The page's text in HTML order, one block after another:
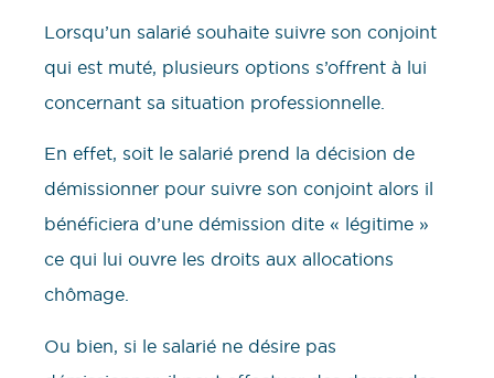
Lorsqu’un salarié souhaite suivre son conjoint
qui est muté, plusieurs options s’offrent à lui
concernant sa situation professionnelle.
En effet, soit le salarié prend la décision de
démissionner pour suivre son conjoint alors il
bénéficiera d’une démission dite « légitime »
ce qui lui ouvre les droits aux allocations
chômage.
Ou bien, si le salarié ne désire pas